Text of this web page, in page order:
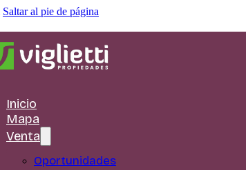
Saltar al pie de página
Inicio
Mapa
Venta
Oportunidades